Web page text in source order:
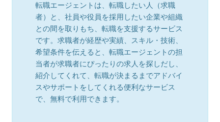
転職エージェントは、転職したい人（求職
者）と、社員や役員を採用したい企業や組織
との間を取りもち、転職を支援するサービス
です。求職者が経歴や実績、スキル・技術、
希望条件を伝えると、転職エージェントの担
当者が求職者にぴったりの求人を探しだし、
紹介してくれて、転職が決まるまでアドバイ
スやサポートをしてくれる便利なサービス
で、無料で利用できます。